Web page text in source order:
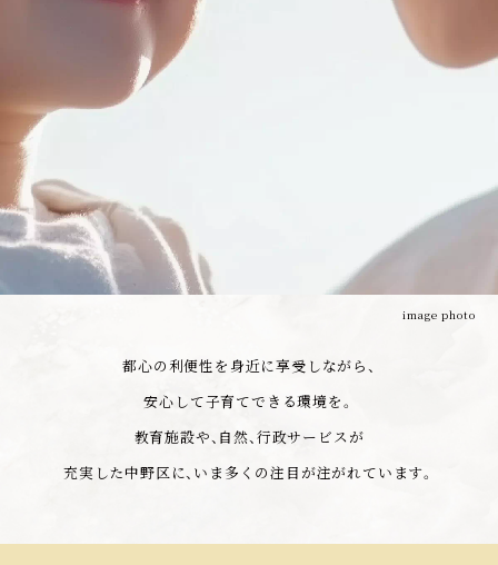
MODELROOM
BRAND
現地案内図・ゲストサロン
物件概要
物件エントリー
image photo
都心の利便性を身近に享受しながら、
安心して子育てできる環境を。
教育施設や、自然、行政サービスが
充実した中野区に、いま多くの注目が注がれています。